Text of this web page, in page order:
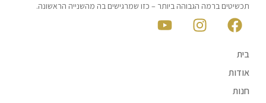
תכשיטים ברמה הגבוהה ביותר – כזו שמרגישים בה מהשנייה הראשונה.
בית
אודות
חנות